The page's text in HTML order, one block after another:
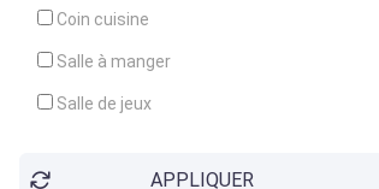
Coin cuisine
Salle à manger
Salle de jeux
APPLIQUER